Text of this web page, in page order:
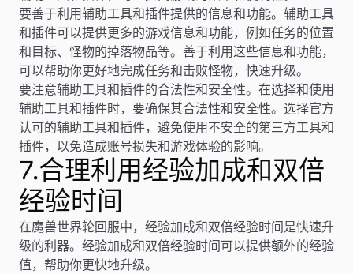
要善于利用辅助工具和插件提供的信息和功能。辅助工具
和插件可以提供更多的游戏信息和功能，例如任务的位置
和目标、怪物的掉落物品等。善于利用这些信息和功能，
可以帮助你更好地完成任务和击败怪物，快速升级。
要注意辅助工具和插件的合法性和安全性。在选择和使用
辅助工具和插件时，要确保其合法性和安全性。选择官方
认可的辅助工具和插件，避免使用不安全的第三方工具和
插件，以免造成账号损失和游戏体验的影响。
7.合理利用经验加成和双倍
经验时间
在魔兽世界轮回服中，经验加成和双倍经验时间是快速升
级的利器。经验加成和双倍经验时间可以提供额外的经验
值，帮助你更快地升级。